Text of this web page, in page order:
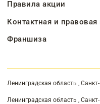
Правила акции
Контактная и
Франшиза
Ленинградская область ,
Ленинградская область ,